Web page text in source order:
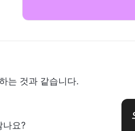
는 것과 같습니다.
나요?